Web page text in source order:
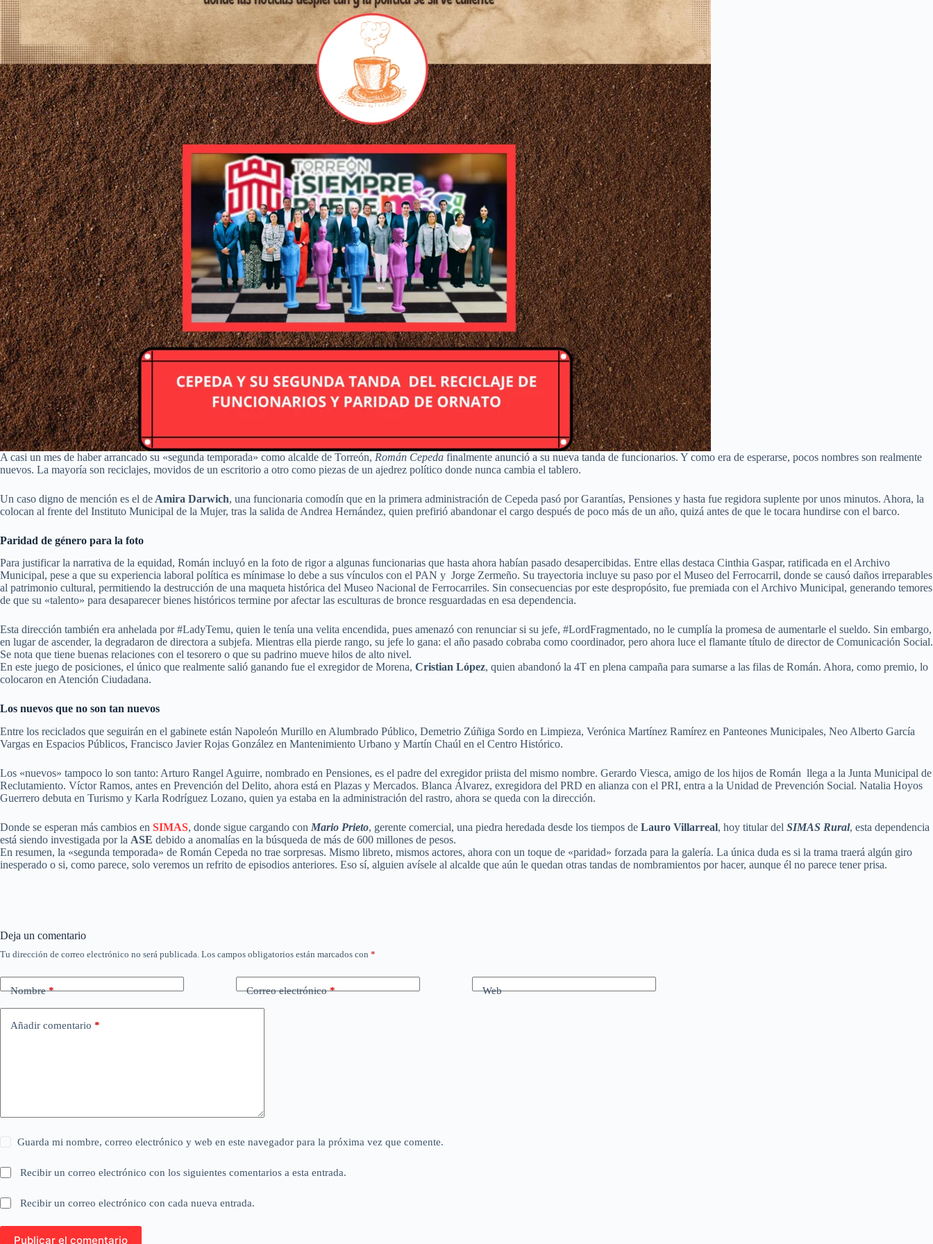
A casi un mes de haber arrancado su «segunda temporada» como alcalde de Torreón, Román Cepeda finalmente anunció a su nueva tanda de funcionarios. Y como era de esperarse, pocos nombres son realmente
nuevos. La mayoría son reciclajes, movidos de un escritorio a otro como piezas de un ajedrez político donde nunca cambia el tablero.
Un caso digno de mención es el de Amira Darwich, una funcionaria comodín que en la primera administración de Cepeda pasó por Garantías, Pensiones y hasta fue regidora suplente por unos minutos. Ahora, la
colocan al frente del Instituto Municipal de la Mujer, tras la salida de Andrea Hernández, quien prefirió abandonar el cargo después de poco más de un año, quizá antes de que le tocara hundirse con el barco.
Paridad de género para la foto
Para justificar la narrativa de la equidad, Román incluyó en la foto de rigor a algunas funcionarias que hasta ahora habían pasado desapercibidas. Entre ellas destaca Cinthia Gaspar, ratificada en el Archivo
Municipal, pese a que su experiencia laboral política es mínimase lo debe a sus vínculos con el PAN y Jorge Zermeño. Su trayectoria incluye su paso por el Museo del Ferrocarril, donde se causó daños irreparables
al patrimonio cultural, permitiendo la destrucción de una maqueta histórica del Museo Nacional de Ferrocarriles. Sin consecuencias por este despropósito, fue premiada con el Archivo Municipal, generando temores
de que su «talento» para desaparecer bienes históricos termine por afectar las esculturas de bronce resguardadas en esa dependencia.
Esta dirección también era anhelada por #LadyTemu, quien le tenía una velita encendida, pues amenazó con renunciar si su jefe, #LordFragmentado, no le cumplía la promesa de aumentarle el sueldo. Sin embargo,
en lugar de ascender, la degradaron de directora a subjefa. Mientras ella pierde rango, su jefe lo gana: el año pasado cobraba como coordinador, pero ahora luce el flamante título de director de Comunicación Social.
Se nota que tiene buenas relaciones con el tesorero o que su padrino mueve hilos de alto nivel.
En este juego de posiciones, el único que realmente salió ganando fue el exregidor de Morena, Cristian López, quien abandonó la 4T en plena campaña para sumarse a las filas de Román. Ahora, como premio, lo
colocaron en Atención Ciudadana.
Los nuevos que no son tan nuevos
Entre los reciclados que seguirán en el gabinete están Napoleón Murillo en Alumbrado Público, Demetrio Zúñiga Sordo en Limpieza, Verónica Martínez Ramírez en Panteones Municipales, Neo Alberto García
Vargas en Espacios Públicos, Francisco Javier Rojas González en Mantenimiento Urbano y Martín Chaúl en el Centro Histórico.
Los «nuevos» tampoco lo son tanto: Arturo Rangel Aguirre, nombrado en Pensiones, es el padre del exregidor priista del mismo nombre. Gerardo Viesca, amigo de los hijos de Román llega a la Junta Municipal de
Reclutamiento. Víctor Ramos, antes en Prevención del Delito, ahora está en Plazas y Mercados. Blanca Álvarez, exregidora del PRD en alianza con el PRI, entra a la Unidad de Prevención Social. Natalia Hoyos
Guerrero debuta en Turismo y Karla Rodríguez Lozano, quien ya estaba en la administración del rastro, ahora se queda con la dirección.
Donde se esperan más cambios en SIMAS, donde sigue cargando con Mario Prieto, gerente comercial, una piedra heredada desde los tiempos de Lauro Villarreal, hoy titular del SIMAS Rural, esta dependencia
está siendo investigada por la ASE debido a anomalías en la búsqueda de más de 600 millones de pesos.
En resumen, la «segunda temporada» de Román Cepeda no trae sorpresas. Mismo libreto, mismos actores, ahora con un toque de «paridad» forzada para la galería. La única duda es si la trama traerá algún giro
inesperado o si, como parece, solo veremos un refrito de episodios anteriores. Eso sí, alguien avísele al alcalde que aún le quedan otras tandas de nombramientos por hacer, aunque él no parece tener prisa.
Deja un comentario
Tu dirección de correo electrónico no será publicada. Los campos obligatorios están marcados con *
Nombre* Correo electrónico* Web
Añadir comentario *
Guarda mi nombre, correo electrónico y web en este navegador para la próxima vez que comente.
Recibir un correo electrónico con los siguientes comentarios a esta entrada.
Recibir un correo electrónico con cada nueva entrada.
Publicar el comentario